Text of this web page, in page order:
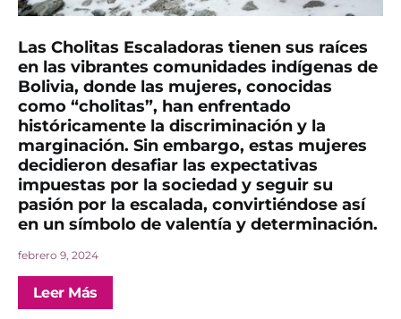
Las Cholitas Escaladoras tienen sus raíces
en las vibrantes comunidades indígenas de
Bolivia, donde las mujeres, conocidas
como “cholitas”, han enfrentado
históricamente la discriminación y la
marginación. Sin embargo, estas mujeres
decidieron desafiar las expectativas
impuestas por la sociedad y seguir su
pasión por la escalada, convirtiéndose así
en un símbolo de valentía y determinación.
febrero 9, 2024
Leer Más